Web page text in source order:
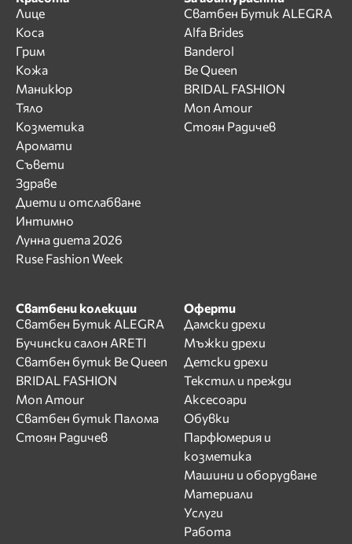
Лице
Коса
Грим
Кожа
Маникюр
Тяло
Козметика
Аромати
Съвети
Здраве
Диети и отслабване
Интимно
Лунна диета 2026
Ruse Fashion Week
Сватбен Бутик ALEGRA
Alfa Brides
Banderol
Be Queen
BRIDAL FASHION
Mon Amour
Стоян Радичев
Сватбени колекции
Сватбен Бутик ALEGRA
Бучински салон ARETI
Сватбен бутик Be Queen
BRIDAL FASHION
Mon Amour
Сватбен бутик Палома
Стоян Радичев
Оферти
Дамски дрехи
Мъжки дрехи
Детски дрехи
Текстил и прежди
Аксесоари
Обувки
Парфюмерия и
козметика
Машини и оборудване
Материали
Услуги
Работа